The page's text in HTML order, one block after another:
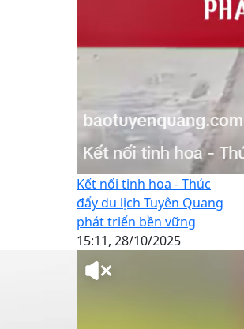
Kết nối tinh hoa - Thúc
đẩy du lịch Tuyên Quang
phát triển bền vững
15:11, 28/10/2025